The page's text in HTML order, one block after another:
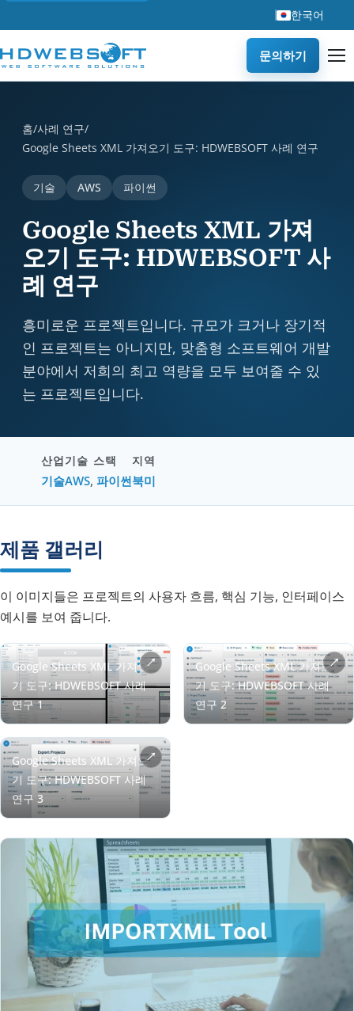
한국어
문의하기
홈/사례 연구/
Google Sheets XML 가져오기 도구: HDWEBSOFT 사례 연구
기술 AWS 파이썬
Google Sheets XML 가져
오기 도구: HDWEBSOFT 사
례 연구
흥미로운 프로젝트입니다. 규모가 크거나 장기적
인 프로젝트는 아니지만, 맞춤형 소프트웨어 개발
분야에서 저희의 최고 역량을 모두 보여줄 수 있
는 프로젝트입니다.
산업
기술
기술 스택
AWS,파이썬
지역
북미
제품 갤러리
이 이미지들은 프로젝트의 사용자 흐름, 핵심 기능, 인터페이스
예시를 보여 줍니다.